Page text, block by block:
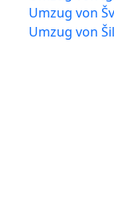
Umzug von
Umzug von